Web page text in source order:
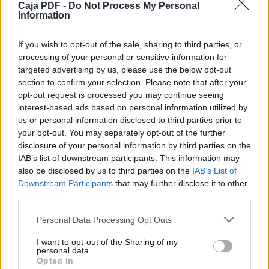
Caja PDF - Do Not Process My Personal
Information
If you wish to opt-out of the sale, sharing to third parties, or
processing of your personal or sensitive information for
targeted advertising by us, please use the below opt-out
section to confirm your selection. Please note that after your
opt-out request is processed you may continue seeing
interest-based ads based on personal information utilized by
us or personal information disclosed to third parties prior to
your opt-out. You may separately opt-out of the further
disclosure of your personal information by third parties on the
IAB’s list of downstream participants. This information may
also be disclosed by us to third parties on the IAB’s List of
Downstream Participants that may further disclose it to other
Personal Data Processing Opt Outs
I want to opt-out of the Sharing of my
personal data.
Opted In
CONFORT
Invierno
Verano
Temperatura del aire (T)
T &gt;18.3 °C
T &lt;28.3 °C
Humedad relativa (HR)
20% &lt; HR &lt; 70%
Velocidad máxima del aire
Descargar el documento (PDF)
ERGONOMÃA Y ARQUITECTURA AMBIENTAL EN LA
VIVIENDA.pdf (PDF, 1 KB)
Descargar
Comparte el documento